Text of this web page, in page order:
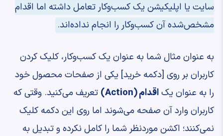
سایت یا اپلیکیشن یک کسب‌وکار تعامل داشته اما اقدام
مشخص‌شده آن کسب‌وکار را انجام نداده‌اند.
به عنوان مثال شما به عنوان یک کسب‌وکار، کلیک کردن
کاربران بر روی [دکمه خرید] یکی از صفحات محصول خود
را به عنوان یکاقدام (Action)
تعریف می‌کنید. وقتی که
کاربران وارد آن صفحه می‌شوند اما روی این دکمه کلیک
نمی‌کنند؛ اکشن موردنظر شما را کامل نکرده و تبدیل به